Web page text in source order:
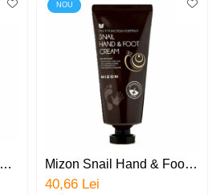
NOU
Mizon Snail Hand & Foot
Cream, crema reparatoare,
vindeca si hraneste pielea,
40,66 Lei